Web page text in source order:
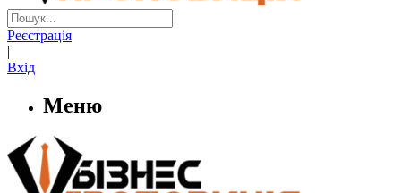
Реєстрація
|
Вхід
Меню